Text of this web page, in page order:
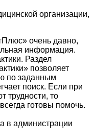
организации,
очень давно,
информация.
Раздел
позволяет
по заданным
поиск. Если при
трудности, то
готовы помочь.
в администрации